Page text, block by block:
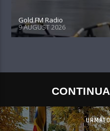
Gold FM Radio
9 AUGUST 2026